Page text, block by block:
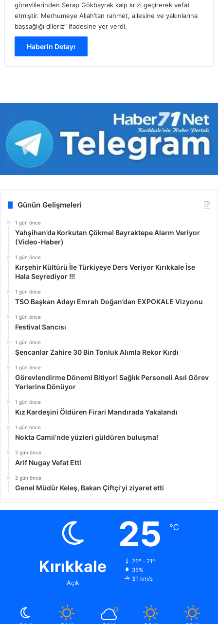
görevlilerinden Serap Gökbayrak kalp krizi geçirerek vefat
etmiştir. Merhumeye Allah’tan rahmet, ailesine ve yakınlarına
başsağlığı dileriz” ifadesine yer verdi.
Haberin Detayı
Günün Gelişmeleri
1 gün önce
Yahşihan’da Korkutan Çökme! Bayraktepe Alarm Veriyor
(Video-Haber)
1 gün önce
Kırşehir Kültürü İle Türkiyeye Ders Veriyor Kırıkkale İse
Hala Seyrediyor !!!
1 gün önce
TSO Başkan Adayı Emrah Doğan’dan EXPOKALE Vizyonu
1 gün önce
Festival Sancısı
1 gün önce
Şencanlar Zahire 30 Bin Tonluk Alımla Rekor Kırdı
1 gün önce
Görevlendirme Dönemi Bitiyor! Sağlık Personeli Asıl Görev
Yerlerine Dönüyor
1 gün önce
Kız Kardeşini Öldüren Firari Mandırada Yakalandı
1 gün önce
Nokta Camii’nde yüzleri güldüren buluşma!
2 gün önce
Arif Nugay Vefat Etti
2 gün önce
Genel Müdür Keleş, Bakan Çiftçi’yi ziyaret etti
Kırıkkale
Açık
25 ℃
25º - 21º
35%
3.1 km/s